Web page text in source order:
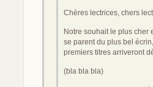
Chères lectrices, chers
Notre souhait le plus cher
se parent du plus bel
premiers titres arriveront
(bla bla bla)